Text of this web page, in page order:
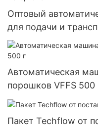
Оптовый
для подачи и
гранулированных
Автоматическая
порошков VFFS 500
Пакет Techflow от